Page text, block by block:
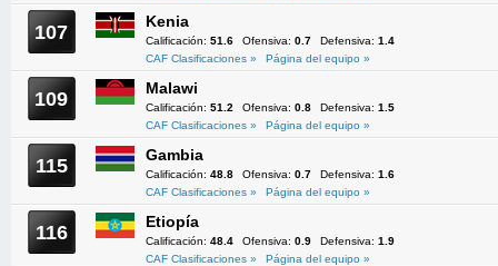
107 Kenia
Calificación: 51.6 Ofensiva: 0.7 Defensiva: 1.4
CAF Clasificaciones »
Página del equipo »
109 Malawi
Calificación: 51.2 Ofensiva: 0.8 Defensiva: 1.5
CAF Clasificaciones »
Página del equipo »
115 Gambia
Calificación: 48.8 Ofensiva: 0.7 Defensiva: 1.6
CAF Clasificaciones »
Página del equipo »
116 Etiopía
Calificación: 48.4 Ofensiva: 0.9 Defensiva: 1.9
CAF Clasificaciones »
Página del equipo »